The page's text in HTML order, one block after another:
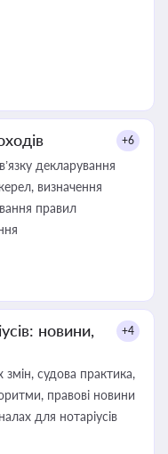
+6
декларування
визначення
правил
новини,
+4
судова практика,
правові новини
для нотаріусів